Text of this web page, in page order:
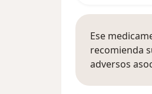
Ese
recomienda
adversos